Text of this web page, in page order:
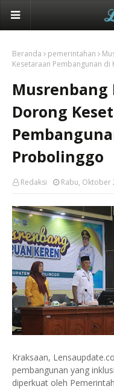
Beranda pemerintahan
Kesetaraan Pembangunan
Musrenbang
Dorong
Probolinggo
Redaksi Rabu, Oktober
Kraksaan,
pembangunan yang
diperkuat oleh